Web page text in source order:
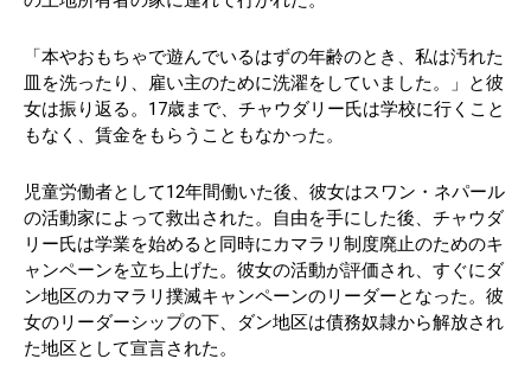
「本やおもちゃで遊んでいるはずの年齢のとき、私は汚れた
皿を洗ったり、雇い主のために洗濯をしていました。」と彼
女は振り返る。17歳まで、チャウダリー氏は学校に行くこと
もなく、賃金をもらうこともなかった。
児童労働者として12年間働いた後、彼女はスワン・ネパール
の活動家によって救出された。自由を手にした後、チャウダ
リー氏は学業を始めると同時にカマラリ制度廃止のためのキ
ャンペーンを立ち上げた。彼女の活動が評価され、すぐにダ
ン地区のカマラリ撲滅キャンペーンのリーダーとなった。彼
女のリーダーシップの下、ダン地区は債務奴隷から解放され
た地区として宣言された。